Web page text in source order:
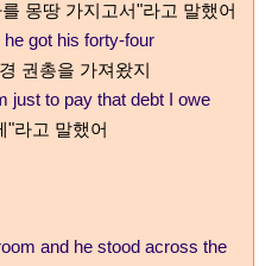
몽땅 가지고서"라고 말했어
he got his forty-four
권총을 가져왔지
just to pay that debt I owe
"라고 말했어
and he stood across the